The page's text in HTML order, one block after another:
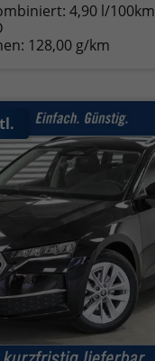
4,90 l/100km
128,00 g/km